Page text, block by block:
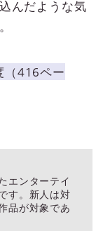
んだような気
（416ペー
エンターテイ
す。新人は対
品が対象であ